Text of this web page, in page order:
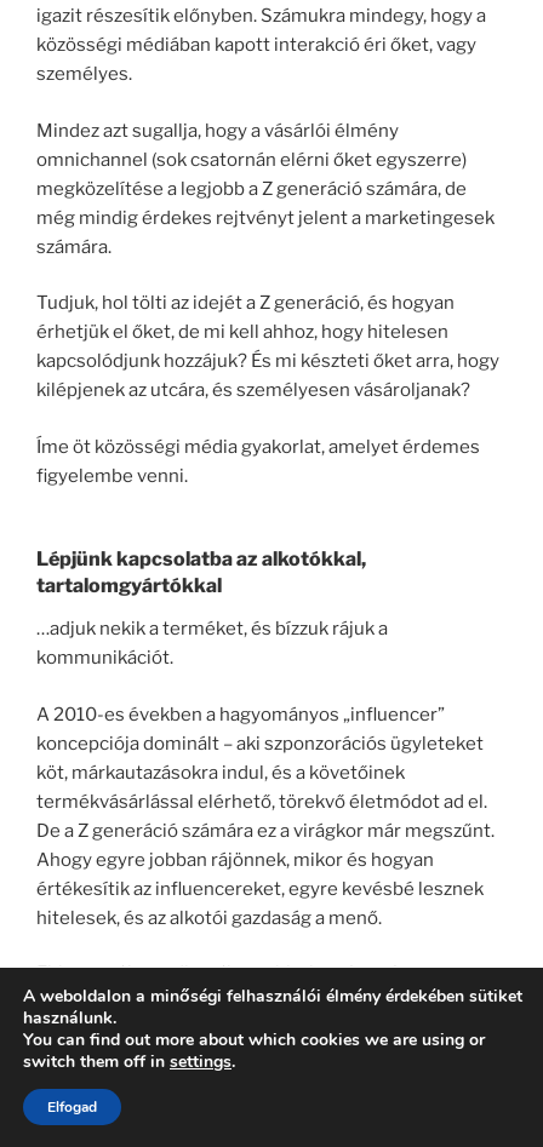
igazit részesítik előnyben. Számukra mindegy, hogy a
közösségi médiában kapott interakció éri őket, vagy
személyes.
Mindez azt sugallja, hogy a vásárlói élmény
omnichannel (sok csatornán elérni őket egyszerre)
megközelítése a legjobb a Z generáció számára, de
még mindig érdekes rejtvényt jelent a marketingesek
számára.
Tudjuk, hol tölti az idejét a Z generáció, és hogyan
érhetjük el őket, de mi kell ahhoz, hogy hitelesen
kapcsolódjunk hozzájuk? És mi készteti őket arra, hogy
kilépjenek az utcára, és személyesen vásároljanak?
Íme öt közösségi média gyakorlat, amelyet érdemes
figyelembe venni.
Lépjünk kapcsolatba az alkotókkal,
tartalomgyártókkal
…adjuk nekik a terméket, és bízzuk rájuk a
kommunikációt.
A 2010-es években a hagyományos „influencer”
koncepciója dominált – aki szponzorációs ügyleteket
köt, márkautazásokra indul, és a követőinek
termékvásárlással elérhető, törekvő életmódot ad el.
De a Z generáció számára ez a virágkor már megszűnt.
Ahogy egyre jobban rájönnek, mikor és hogyan
értékesítik az influencereket, egyre kevésbé lesznek
hitelesek, és az alkotói gazdaság a menő.
Ebben az új paradigmában a hitelességet és az
eredetiséget dicsérik a mindent megmutató, törekvő
életmóddal szemben.
Alix Earle
hónap alatt gyors hírnévre tett szert, és mára a
A weboldalon a minőségi felhasználói élmény érdekében sütiket
használunk.
You can find out more about which cookies we are using or
switch them off in settings.
Elfogad